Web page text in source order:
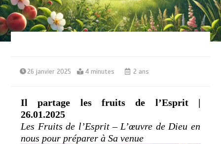
26 janvier 2025 4 minutes 2 ans
Il partage les fruits de l’Esprit |
26.01.2025
Les Fruits de l’Esprit – L’œuvre de Dieu en
nous pour préparer à Sa venue